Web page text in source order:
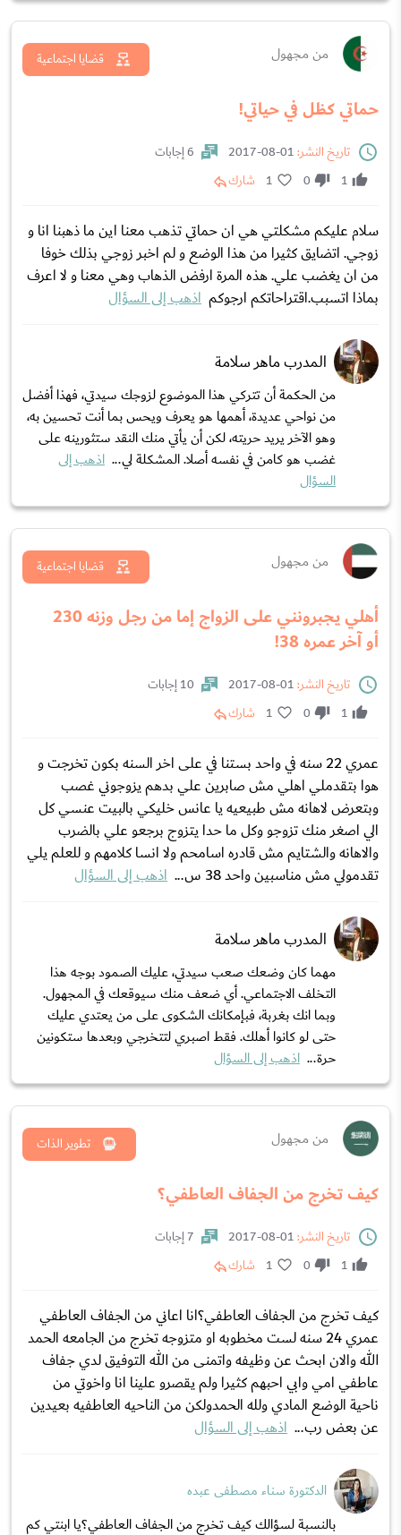
من مجهول
حماتي كظل في حياتي!
قضايا اجتماعية
تاريخ النشر:
6 إجابات
1
0
1 شارك
سلام عليكم مشكلتي هي ان حماتي تذهب معنا اين ما ذهبنا انا و
زوجي. اتضايق كثيرا من هذا الوضع و لم اخبر زوجي بذلك خوفا
من ان يغضب علي. هذه المرة ارفض الذهاب وهي معنا و لا اعرف
بماذا اتسبب.اقتراحاتكم ارجوكم اذهب إلى السؤال
المدرب ماهر سلامة
من الحكمة أن تتركي هذا الموضوع لزوجك سيدتي، فهذا أفضل
من نواحي عديدة، أهمها هو يعرف ويحس بما أنت تحسين به،
وهو الآخر يريد حريته، لكن أن يأتي منك النقد ستثورينه على
غضب هو كامن في نفسه أصلا. المشكلة لي... اذهب إلى
السؤال
من مجهول
أهلي يجبرونني على الزواج إما من رجل وزنه 230
أو آخر عمره 38!
قضايا اجتماعية
تاريخ النشر:
10 إجابات
1
0
1 شارك
عمري 22 سنه في واحد بستنا في على اخر السنه بكون تخرجت و
هوا بتقدملي اهلي مش صابرين علي بدهم يزوجوني غصب
وبتعرض لاهانه مش طبيعيه يا عانس خليكي بالبيت عنسي كل
الي اصغر منك تزوجو وكل ما حدا يتزوج برجعو علي بالضرب
والاهانه والشتايم مش قادره اسامحم ولا انسا كلامهم و للعلم يلي
تقدمولي مش مناسبين واحد 38 س...
اذهب إلى السؤال
المدرب ماهر سلامة
مهما كان وضعك صعب سيدتي، عليك الصمود بوجه هذا
التخلف الاجتماعي. أي ضعف منك سيوقعك في المجهول.
وبما انك بغربة، فبإمكانك الشكوى على من يعتدي عليك
حتى لو كانوا أهلك. فقط اصبري لتتخرجي وبعدها ستكونين
حرة... اذهب إلى السؤال
من مجهول
كيف تخرج من الجفاف العاطفي؟
تطوير الذات
تاريخ النشر:
7 إجابات
1
0
1 شارك
كيف تخرج من الجفاف العاطفي؟انا اعاني من الجفاف العاطفي
عمري 24 سنه لست مخطوبه او متزوجه تخرج من الجامعه الحمد
الله والان ابحث عن وظيفه واتمنى من الله التوفيق لدي جفاف
عاطفي امي وابي احبهم كثيرا ولم يقصرو علينا انا واخوتي من
ناحية الوضع المادي ولله الحمدولكن من الناحيه العاطفيه بعيدين
عن بعض رب... اذهب إلى السؤال
الدكتورة سناء مصطفى عبده
بالنسبة لسؤالك كيف تخرج من الجفاف العاطفي؟يا ابنتي كم